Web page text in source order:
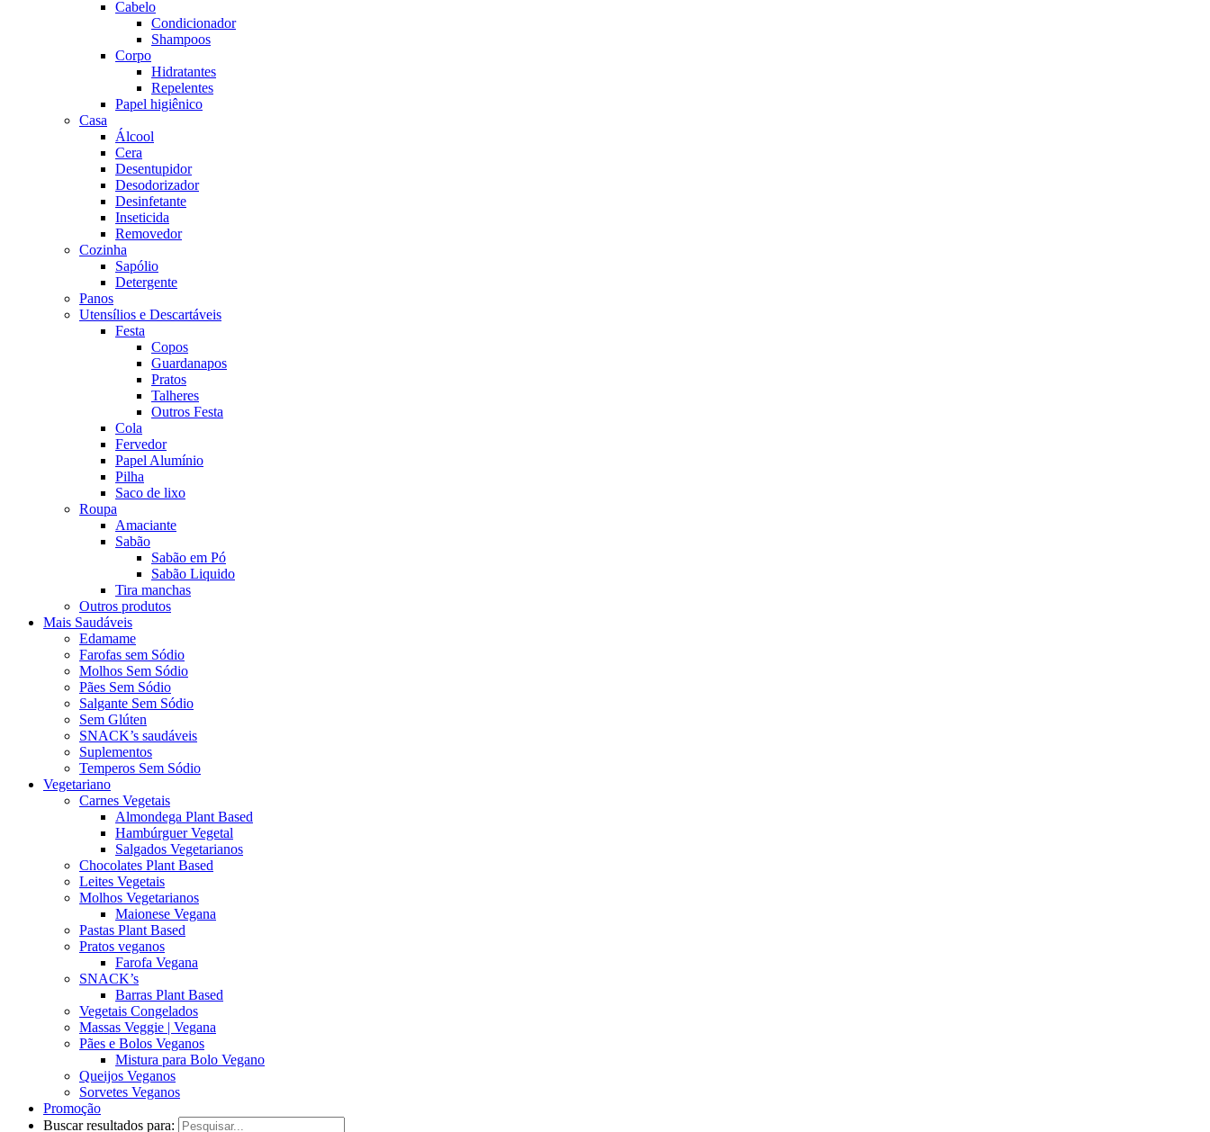
Cabelo
Condicionador
Shampoos
Corpo
Hidratantes
Repelentes
Papel higiênico
Casa
Álcool
Cera
Desentupidor
Desodorizador
Desinfetante
Inseticida
Removedor
Cozinha
Sapólio
Detergente
Panos
Utensílios e Descartáveis
Festa
Copos
Guardanapos
Pratos
Talheres
Outros Festa
Cola
Fervedor
Papel Alumínio
Pilha
Saco de lixo
Roupa
Amaciante
Sabão
Sabão em Pó
Sabão Liquido
Tira manchas
Outros produtos
Mais Saudáveis
Edamame
Farofas sem Sódio
Molhos Sem Sódio
Pães Sem Sódio
Salgante Sem Sódio
Sem Glúten
SNACK’s saudáveis
Suplementos
Temperos Sem Sódio
Vegetariano
Carnes Vegetais
Almondega Plant Based
Hambúrguer Vegetal
Salgados Vegetarianos
Chocolates Plant Based
Leites Vegetais
Molhos Vegetarianos
Maionese Vegana
Pastas Plant Based
Pratos veganos
Farofa Vegana
SNACK’s
Barras Plant Based
Vegetais Congelados
Massas Veggie | Vegana
Pães e Bolos Veganos
Mistura para Bolo Vegano
Queijos Veganos
Sorvetes Veganos
Promoção
Buscar resultados para: